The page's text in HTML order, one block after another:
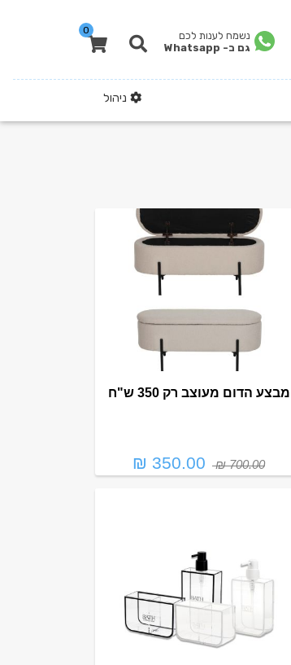
נשמח לענות לכם
גם ב- Whatsapp
0
ניהול
מבצע הדום מעוצב רק 350 ש"ח
700.00 ₪
350.00 ₪